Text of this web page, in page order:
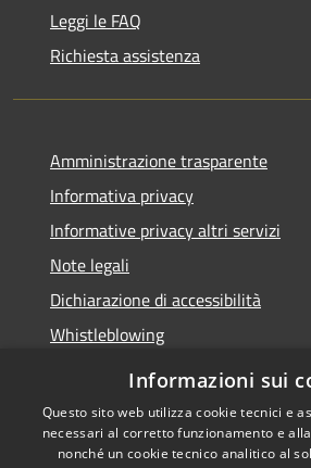
Leggi le FAQ
Richiesta assistenza
Amministrazione trasparente
Informativa privacy
Informative privacy altri servizi
Note legali
Dichiarazione di accessibilità
Whistleblowing
RSS
Informazioni sui
Questo sito web utilizza cookie tecnici e
necessari al corretto funzionamento e
nonché un cookie tecnico analitico al